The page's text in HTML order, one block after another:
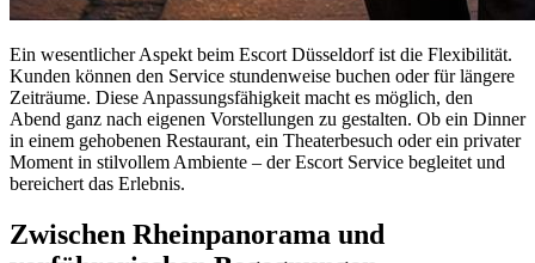
Ein wesentlicher Aspekt beim Escort Düsseldorf ist die Flexibilität.
Kunden können den Service stundenweise buchen oder für längere
Zeiträume. Diese Anpassungsfähigkeit macht es möglich, den
Abend ganz nach eigenen Vorstellungen zu gestalten. Ob ein Dinner
in einem gehobenen Restaurant, ein Theaterbesuch oder ein privater
Moment in stilvollem Ambiente – der Escort Service begleitet und
bereichert das Erlebnis.
Zwischen Rheinpanorama und